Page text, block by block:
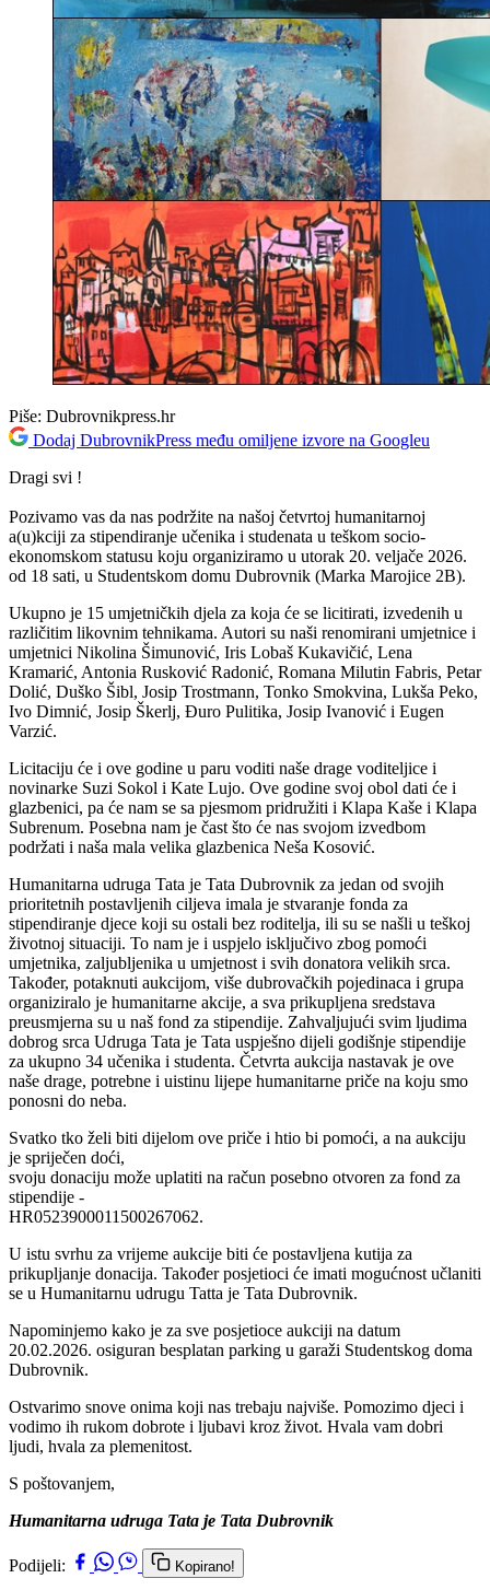
Piše: Dubrovnikpress.hr
Dodaj DubrovnikPress među omiljene izvore na Googleu
Dragi svi !
Pozivamo vas da nas podržite na našoj četvrtoj humanitarnoj
a(u)kciji za stipendiranje učenika i studenata u teškom socio-
ekonomskom statusu koju organiziramo u utorak 20. veljače 2026.
od 18 sati, u Studentskom domu Dubrovnik (Marka Marojice 2B).
Ukupno je 15 umjetničkih djela za koja će se licitirati, izvedenih u
različitim likovnim tehnikama. Autori su naši renomirani umjetnice i
umjetnici Nikolina Šimunović, Iris Lobaš Kukavičić, Lena
Kramarić, Antonia Rusković Radonić, Romana Milutin Fabris, Petar
Dolić, Duško Šibl, Josip Trostmann, Tonko Smokvina, Lukša Peko,
Ivo Dimnić, Josip Škerlj, Đuro Pulitika, Josip Ivanović i Eugen
Varzić.
Licitaciju će i ove godine u paru voditi naše drage voditeljice i
novinarke Suzi Sokol i Kate Lujo. Ove godine svoj obol dati će i
glazbenici, pa će nam se sa pjesmom pridružiti i Klapa Kaše i Klapa
Subrenum. Posebna nam je čast što će nas svojom izvedbom
podržati i naša mala velika glazbenica Neša Kosović.
Humanitarna udruga Tata je Tata Dubrovnik za jedan od svojih
prioritetnih postavljenih ciljeva imala je stvaranje fonda za
stipendiranje djece koji su ostali bez roditelja, ili su se našli u teškoj
životnoj situaciji. To nam je i uspjelo isključivo zbog pomoći
umjetnika, zaljubljenika u umjetnost i svih donatora velikih srca.
Također, potaknuti aukcijom, više dubrovačkih pojedinaca i grupa
organiziralo je humanitarne akcije, a sva prikupljena sredstava
preusmjerna su u naš fond za stipendije. Zahvaljujući svim ljudima
dobrog srca Udruga Tata je Tata uspješno dijeli godišnje stipendije
za ukupno 34 učenika i studenta. Četvrta aukcija nastavak je ove
naše drage, potrebne i uistinu lijepe humanitarne priče na koju smo
ponosni do neba.
Svatko tko želi biti dijelom ove priče i htio bi pomoći, a na aukciju
je spriječen doći,
svoju donaciju može uplatiti na račun posebno otvoren za fond za
stipendije -
HR0523900011500267062.
U istu svrhu za vrijeme aukcije biti će postavljena kutija za
prikupljanje donacija. Također posjetioci će imati mogućnost učlaniti
se u Humanitarnu udrugu Tatta je Tata Dubrovnik.
Napominjemo kako je za sve posjetioce aukciji na datum
20.02.2026. osiguran besplatan parking u garaži Studentskog doma
Dubrovnik.
Ostvarimo snove onima koji nas trebaju najviše. Pomozimo djeci i
vodimo ih rukom dobrote i ljubavi kroz život. Hvala vam dobri
ljudi, hvala za plemenitost.
S poštovanjem,
Humanitarna udruga Tata je Tata Dubrovnik
Podijeli: Kopirano!